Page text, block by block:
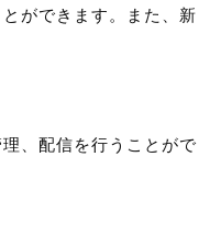
ができます。また、新
、配信を行うことがで